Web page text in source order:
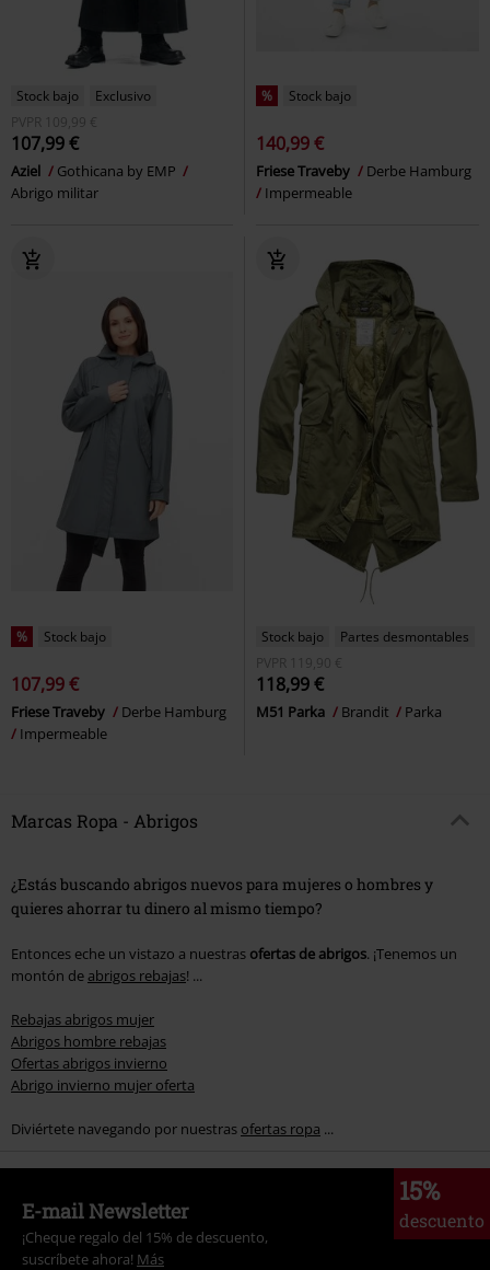
Stock bajo
Exclusivo
PVPR 109,99 €
107,99 €
Aziel
Gothicana by EMP
Abrigo militar
% Stock bajo
140,99 €
Friese Traveby
Derbe Hamburg
Impermeable
% Stock bajo
107,99 €
Friese Traveby
Derbe Hamburg
Impermeable
Stock bajo
Partes desmontables
PVPR 119,90 €
118,99 €
M51 Parka Brandit Parka
Marcas Ropa - Abrigos
¿Estás buscando abrigos nuevos para mujeres o hombres y
quieres ahorrar tu dinero al mismo tiempo?
Entonces eche un vistazo a nuestras ofertas de abrigos. ¡Tenemos un
montón de abrigos rebajas! ...
Rebajas abrigos mujer
Abrigos hombre rebajas
Ofertas abrigos invierno
Abrigo invierno mujer oferta
Diviértete navegando por nuestras ofertas ropa ...
15%
descuento
E-mail Newsletter
¡Cheque regalo del 15% de descuento,
suscríbete ahora! Más